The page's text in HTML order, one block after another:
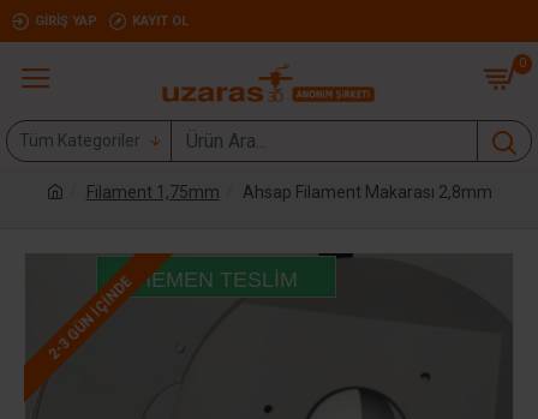
GIRIŞ YAP KAYIT OL
0
Tüm Kategoriler
Filament 1,75mm Ahsap Filament Makarası 2,8mm
HEMEN TESLIM
2-3 GÜN IÇINDE